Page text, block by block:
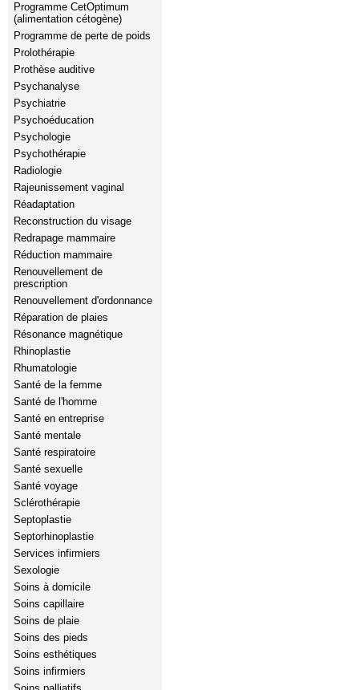
Programme CetOptimum
(alimentation cétogène)
Programme de perte de poids
Prolothérapie
Prothèse auditive
Psychanalyse
Psychiatrie
Psychoéducation
Psychologie
Psychothérapie
Radiologie
Rajeunissement vaginal
Réadaptation
Reconstruction du visage
Redrapage mammaire
Réduction mammaire
Renouvellement de
prescription
Renouvellement d'ordonnance
Réparation de plaies
Résonance magnétique
Rhinoplastie
Rhumatologie
Santé de la femme
Santé de l'homme
Santé en entreprise
Santé mentale
Santé respiratoire
Santé sexuelle
Santé voyage
Sclérothérapie
Septoplastie
Septorhinoplastie
Services infirmiers
Sexologie
Soins à domicile
Soins capillaire
Soins de plaie
Soins des pieds
Soins esthétiques
Soins infirmiers